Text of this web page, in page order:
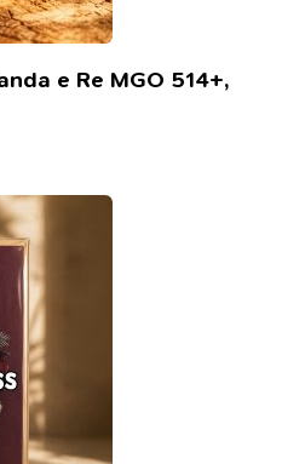
e Re MGO 514+,